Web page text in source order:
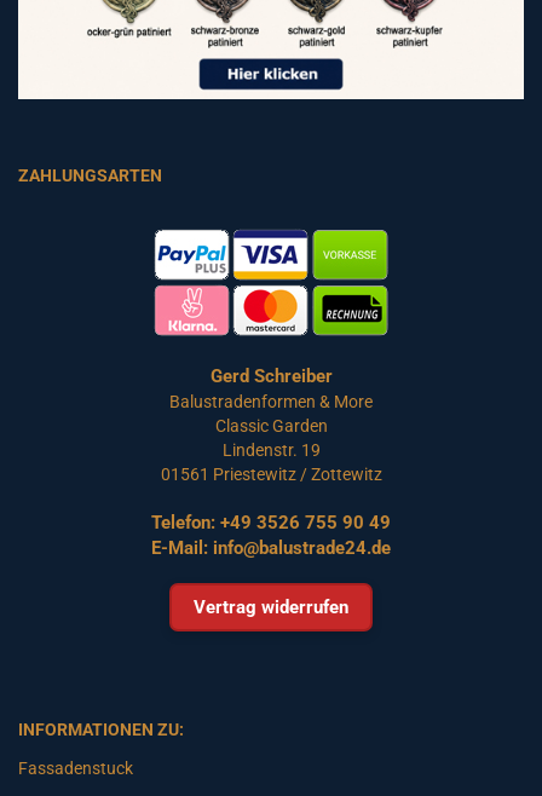
ZAHLUNGSARTEN
Gerd Schreiber
Balustradenformen & More
Classic Garden
Lindenstr. 19
01561 Priestewitz / Zottewitz
Telefon: +49 3526 755 90 49
E-Mail: info@balustrade24.de
Vertrag widerrufen
INFORMATIONEN ZU:
Fassadenstuck